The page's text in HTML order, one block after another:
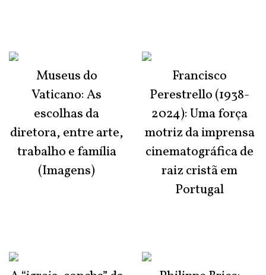
Museus do
Vaticano: As
escolhas da
diretora, entre arte,
trabalho e família
(Imagens)
Francisco
Perestrello (1938-
2024): Uma força
motriz da imprensa
cinematográfica de
raiz cristã em
Portugal